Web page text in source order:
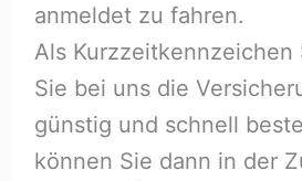
anmeldet zu fahren.
Als Kurzzeitkennzeichen
Sie bei uns die
günstig und schnell
können Sie dann in der